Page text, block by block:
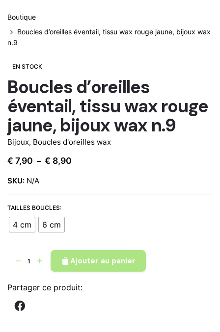
Boutique
Boucles d’oreilles éventail, tissu wax rouge jaune, bijoux wax
n.9
EN STOCK
Boucles d’oreilles
éventail, tissu wax rouge
jaune, bijoux wax n.9
Bijoux, Boucles d'oreilles wax
€ 7,90 – € 8,90
€ 7,90
SKU: N/A
TAILLES BOUCLES:
4 cm 6 cm
d'oreilles
éventail,
Ajouter au panier
Partager ce produit: